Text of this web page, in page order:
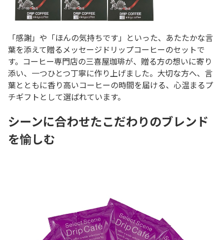
「感謝」や「ほんの気持ちです」といった、あたたかな言
葉を添えて贈るメッセージドリップコーヒーのセットで
す。コーヒー専門店の三喜屋珈琲が、贈る方の想いに寄り
添い、一つひとつ丁寧に作り上げました。大切な方へ、言
葉とともに香り高いコーヒーの時間を届ける、心温まるプ
チギフトとして選ばれています。
シーンに合わせたこだわりのブレンド
を愉しむ